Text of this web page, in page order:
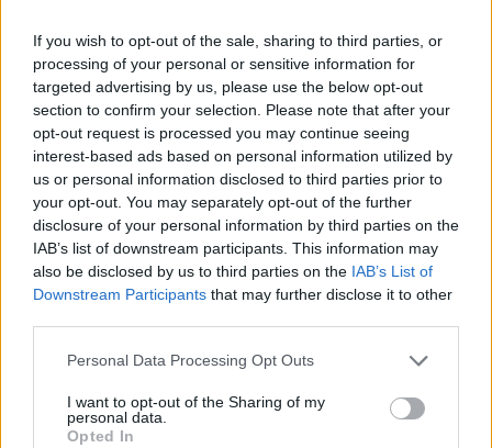
If you wish to opt-out of the sale, sharing to third parties, or
processing of your personal or sensitive information for
targeted advertising by us, please use the below opt-out
section to confirm your selection. Please note that after your
opt-out request is processed you may continue seeing
interest-based ads based on personal information utilized by
us or personal information disclosed to third parties prior to
your opt-out. You may separately opt-out of the further
disclosure of your personal information by third parties on the
IAB’s list of downstream participants. This information may
also be disclosed by us to third parties on the IAB’s List of
Downstream Participants that may further disclose it to other
Personal Data Processing Opt Outs
I want to opt-out of the Sharing of my
personal data.
Opted In
SOUVISEJÍCÍ ČLÁNKY
VÍCE OD AUTORA
Dnes se v Příbrami otevře výstava
Rovnováha života. Vernisáž nabídne
i hudební a básnický program
Festival hudby na zámku Dobříš sází na
Fesťáczek Presents poprvé míří do
Lesního divadla Skalka. Nabídne hudbu,